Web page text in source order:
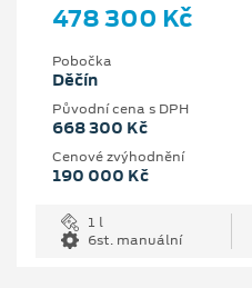
478 300 Kč
Pobočka
Děčín
Původní cena s DPH
668 300 Kč
Cenové zvýhodnění
190 000 Kč
1 l
6st. manuální